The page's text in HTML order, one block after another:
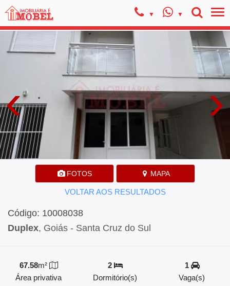
‹ ›
FOTOS MAPA
VOLTAR AOS RESULTADOS
Código: 10008038
Duplex, Goiás - Santa Cruz do Sul
67.58m²
Área privativa
2
Dormitório(s)
1
Vaga(s)